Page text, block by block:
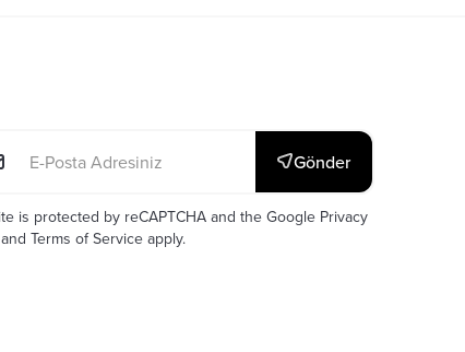
E-posta: *
Gönder
is protected by reCAPTCHA and the Google Privacy
Terms of Serviceapply.